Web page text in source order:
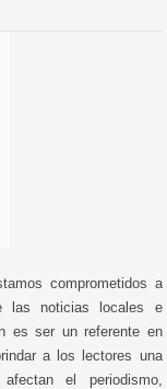
comprometidos a
las noticias locales e
es ser un referente en
a los lectores una
el periodismo,